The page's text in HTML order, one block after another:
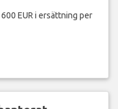
EUR i ersättning per